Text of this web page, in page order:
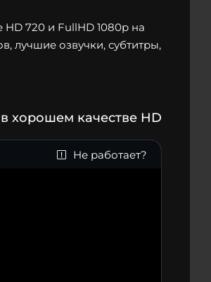
720 и FullHD 1080p на
лучшие озвучки, субтитры,
хорошем качестве HD
Не работает?